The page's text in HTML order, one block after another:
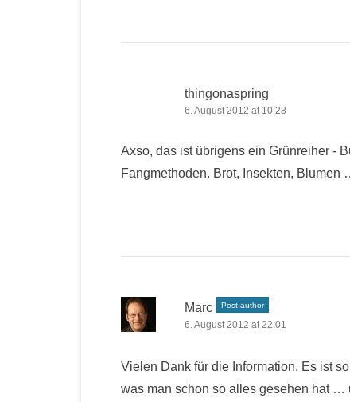
thingonaspring
6. August 2012 at 10:28
Axso, das ist übrigens ein Grünreiher -
Fangmethoden. Brot, Insekten, Blumen
Marc Post author
6. August 2012 at 22:01
Vielen Dank für die Information. Es ist
was man schon so alles gesehen hat …